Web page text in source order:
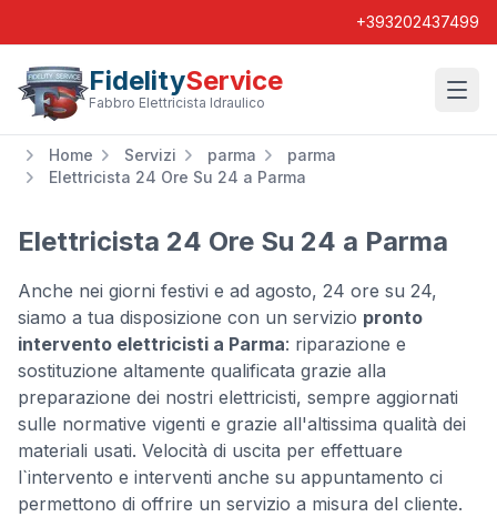
+393202437499
FidelityService
Fabbro Elettricista Idraulico
Home Servizi parma
parma
Elettricista 24 Ore Su 24 a Parma
Elettricista 24 Ore Su 24 a Parma
Anche nei giorni festivi e ad agosto, 24 ore su 24,
siamo a tua disposizione con un servizio pronto
intervento elettricisti a Parma: riparazione e
sostituzione altamente qualificata grazie alla
preparazione dei nostri elettricisti, sempre aggiornati
sulle normative vigenti e grazie all'altissima qualità dei
materiali usati. Velocità di uscita per effettuare
l`intervento e interventi anche su appuntamento ci
permettono di offrire un servizio a misura del cliente.